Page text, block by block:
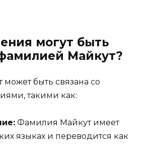
могут быть
Майкут?
быть связана со
такими как:
Фамилия Майкут имеет
языках и переводится как